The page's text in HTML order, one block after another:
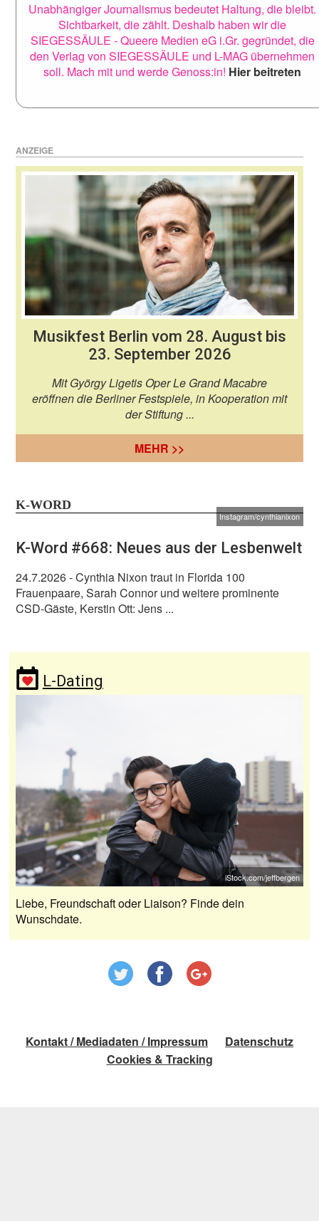
Unabhängiger Journalismus bedeutet Haltung, die bleibt.
Sichtbarkeit, die zählt. Deshalb haben wir die
SIEGESSÄULE - Queere Medien eG i.Gr. gegründet, die
den Verlag von SIEGESSÄULE und L-MAG übernehmen
soll. Mach mit und werde Genoss:in! Hier beitreten
ANZEIGE
Musikfest Berlin vom 28. August bis
23. September 2026
Mit György Ligetis Oper Le Grand Macabre
eröffnen die Berliner Festspiele, in Kooperation mit
der Stiftung ...
MEHR >>
K-WORD
Instagram/cynthianixon
K-Word #668: Neues aus der Lesbenwelt
24.7.2026- Cynthia Nixon traut in Florida 100
Frauenpaare, Sarah Connor und weitere prominente
CSD-Gäste, Kerstin Ott: Jens ...
L-Dating
iStock.com/jeffbergen
Liebe, Freundschaft oder Liaison? Finde dein
Wunschdate.
Kontakt / Mediadaten / Impressum
Datenschutz
Cookies & Tracking